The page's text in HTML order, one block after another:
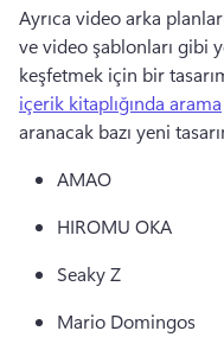
Ayrıca video arka
ve video şablonları gibi
keşfetmek için bir
içerik kitaplığında arama
aranacak bazı yeni
AMAO
HIROMU OKA
Seaky Z
Mario Domingos